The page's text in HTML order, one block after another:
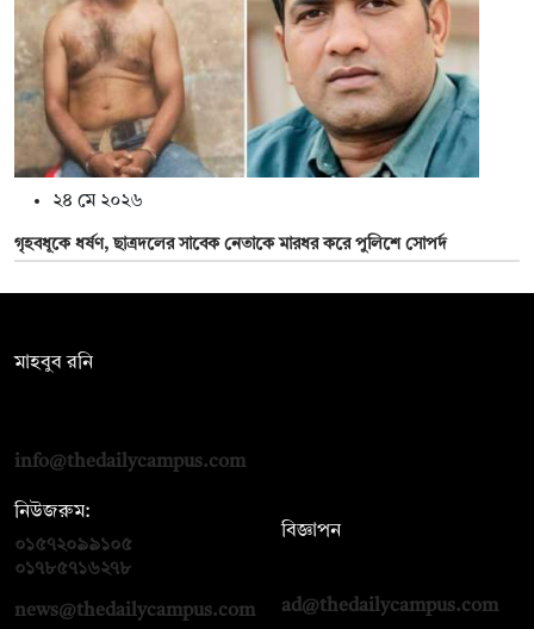
২৪ মে ২০২৬
গৃহবধূকে ধর্ষণ, ছাত্রদলের সাবেক নেতাকে মারধর করে পুলিশে সোপর্দ
মাহবুব রনি
info@thedailycampus.com
নিউজরুম:
০১৫৭২০৯৯১০৫
০১৭৮৫৭১৬২৭৮
news@thedailycampus.com
বিজ্ঞাপন
ad@thedailycampus.com